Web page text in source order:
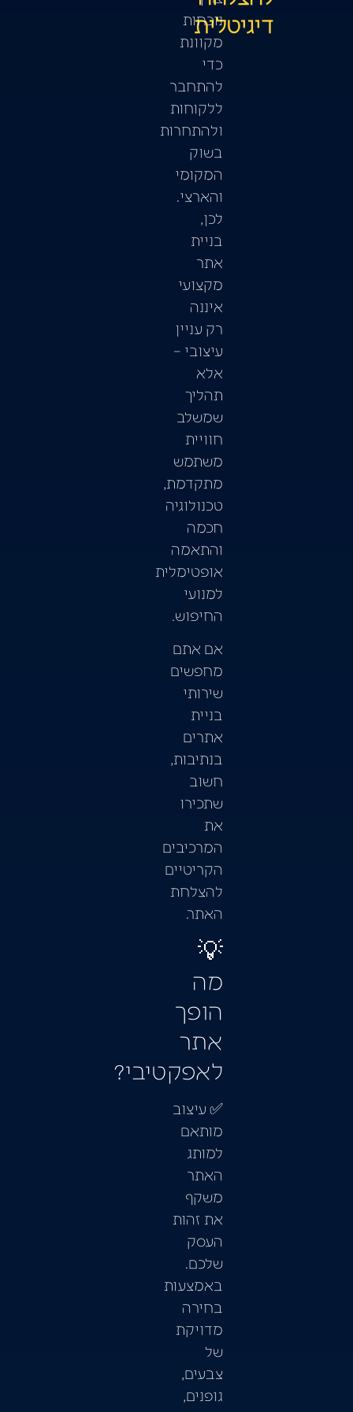
דיגיטלית
נוכחות
מקוונת
כדי
להתחבר
ללקוחות
ולהתחרות
בשוק
המקומי
והארצי.
לכן,
בניית
אתר
מקצועי
איננה
רק עניין
עיצובי –
אלא
תהליך
שמשלב
חוויית
משתמש
מתקדמת,
טכנולוגיה
חכמה
והתאמה
אופטימלית
למנועי
החיפוש.
אם אתם
מחפשים
שירותי
בניית
אתרים
בנתיבות,
חשוב
שתכירו
את
המרכיבים
הקריטיים
להצלחת
האתר.
💡
מה
הופך
אתר
לאפקטיבי?
✅ עיצוב
מותאם
למותג
האתר
משקף
את זהות
העסק
שלכם.
באמצעות
בחירה
מדויקת
של
צבעים,
גופנים,